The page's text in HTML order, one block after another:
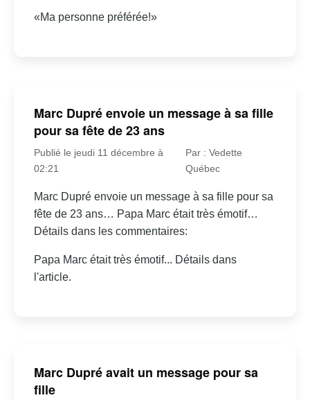
«Ma personne préférée!»
Marc Dupré envoie un message à sa fille
pour sa fête de 23 ans
Publié le jeudi 11 décembre à
02:21
Par : Vedette
Québec
Marc Dupré envoie un message à sa fille pour sa
fête de 23 ans… Papa Marc était très émotif…
Détails dans les commentaires:
Papa Marc était très émotif... Détails dans
l'article.
Marc Dupré avait un message pour sa
fille